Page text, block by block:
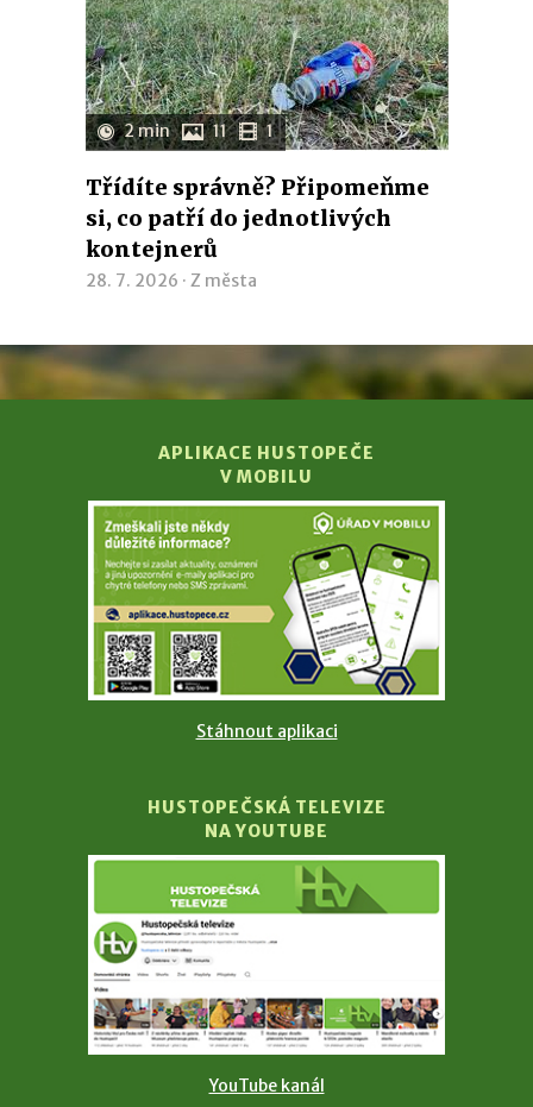
2 min 11 1
Třídíte správně? Připomeňme
si, co patří do jednotlivých
kontejnerů
28. 7. 2026 · Z města
APLIKACE HUSTOPEČE
V MOBILU
Stáhnout aplikaci
HUSTOPEČSKÁ TELEVIZE
NA YOUTUBE
YouTube kanál